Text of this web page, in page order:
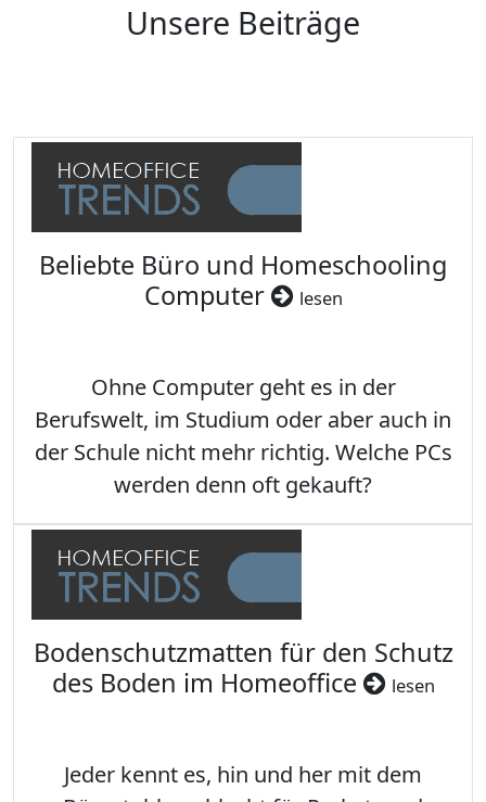
Unsere Beiträge
Beliebte Büro und Homeschooling
Computer
lesen
Ohne Computer geht es in der
Berufswelt, im Studium oder aber auch in
der Schule nicht mehr richtig. Welche PCs
werden denn oft gekauft?
Bodenschutzmatten für den Schutz
des Boden im Homeoffice
lesen
Jeder kennt es, hin und her mit dem